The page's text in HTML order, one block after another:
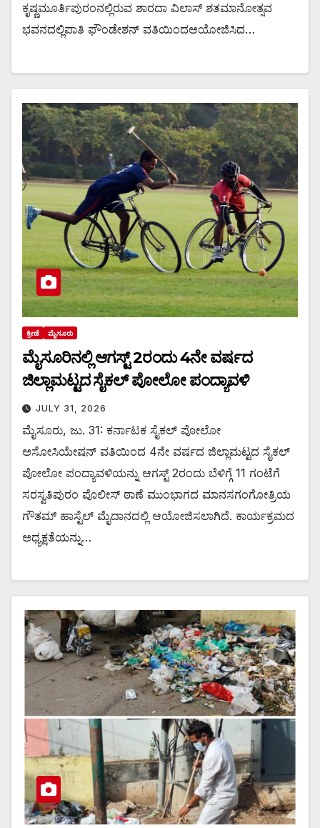
ಕೃಷ್ಣಮೂರ್ತಿಪುರಂನಲ್ಲಿರುವ ಶಾರದಾ ವಿಲಾಸ್ ಶತಮಾನೋತ್ಸವ
ಭವನದಲ್ಲಿಪಾತಿ ಫೌಂಡೇಶನ್ ವತಿಯಿಂದಆಯೋಜಿಸಿದ…
ಕ್ರೀಡೆ ಮೈಸೂರು
ಮೈಸೂರಿನಲ್ಲಿ ಆಗಸ್ಟ್‌ 2ರಂದು 4ನೇ ವರ್ಷದ
ಜಿಲ್ಲಾಮಟ್ಟದ ಸೈಕಲ್ ಪೋಲೋ ಪಂದ್ಯಾವಳಿ
JULY 31, 2026
ಮೈಸೂರು, ಜು. 31: ಕರ್ನಾಟಕ ಸೈಕಲ್ ಪೋಲೋ
ಅಸೋಸಿಯೇಷನ್ ವತಿಯಿಂದ 4ನೇ ವರ್ಷದ ಜಿಲ್ಲಾಮಟ್ಟದ ಸೈಕಲ್
ಪೋಲೋ ಪಂದ್ಯಾವಳಿಯನ್ನು ಆಗಸ್ಟ್‌ 2ರಂದು ಬೆಳಿಗ್ಗೆ 11 ಗಂಟೆಗೆ
ಸರಸ್ವತಿಪುರಂ ಪೊಲೀಸ್ ಠಾಣೆ ಮುಂಭಾಗದ ಮಾನಸಗಂಗೋತ್ರಿಯ
ಗೌತಮ್ ಹಾಸ್ಟೆಲ್ ಮೈದಾನದಲ್ಲಿ ಆಯೋಜಿಸಲಾಗಿದೆ. ಕಾರ್ಯಕ್ರಮದ
ಅಧ್ಯಕ್ಷತೆಯನ್ನು…